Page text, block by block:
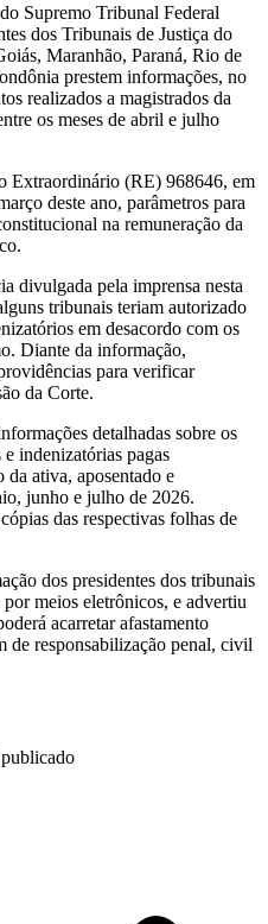
Supremo Tribunal Federal
dos Tribunais de Justiça do
Maranhão, Paraná, Rio de
prestem informações, no
realizados a magistrados da
os meses de abril e julho
Extraordinário (RE) 968646, em
deste ano, parâmetros para
na remuneração da
divulgada pela imprensa nesta
tribunais teriam autorizado
em desacordo com os
Diante da informação,
para verificar
da Corte.
detalhadas sobre os
indenizatórias pagas
ativa, aposentado e
junho e julho de 2026.
das respectivas folhas de
dos presidentes dos tribunais
meios eletrônicos, e advertiu
acarretar afastamento
de responsabilização penal, civil